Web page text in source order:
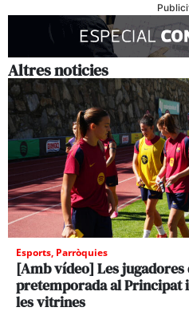
Altres noticies
Esports, Parròquies
[Amb vídeo] Les jugadores
pretemporada al Principat
les vitrines